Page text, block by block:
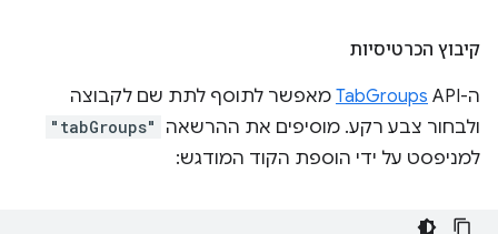
קיבוץ הכרטיסיות
ה-API‏ TabGroups מאפשר לתוסף לתת שם לקבוצה
ולבחור צבע רקע. מוסיפים את ההרשאה
"tabGroups"
למניפסט על ידי הוספת הקוד המודגש: